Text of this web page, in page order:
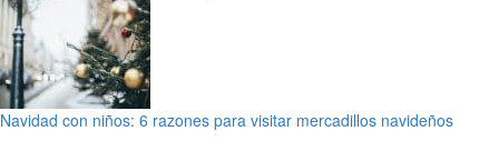
Navidad con niños: 6 razones para visitar mercadillos navideños